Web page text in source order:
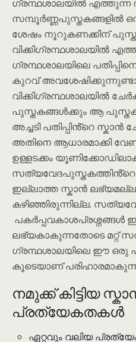
ഗ്രന്ഥശാലയിൽ
സമ്പൂർണ്ണപുസ്തകങ്ങളിൽ
ശേഷം നൂറുകണക്കിന്
വിക്കിഗ്രന്ഥശാലയിൽ
ഗ്രന്ഥശാലയിലെ
കുറവ്
വിക്കിഗ്രന്ഥശാലയിൽ
പുസ്തകങ്ങൾക്കും ആ പുസ്തകം
അച്ചടി പതിപ്പിൻ്റെ സ്കാൻ
അതിനെ ആധാരമാക്കി
ഉള്ളടക്കം
സത്യവേദപുസ്തകത്തിൻ്റെ
ഇല്ലാത്ത സ്കാൻ
കഴിഞ്ഞിരുന്നില്ല.
പകർപ്പവകാശപ്രശ്നങ്ങൾ
ലഭ്യകാകുന്നതോടെ മറ്റ്
ഗ്രന്ഥശാലയിലെ ഈ ഒരു
കൂടെയാണ്
നമുക്ക് കിട്ടിയ
പ്രത്യേകതകൾ
ഏറ്റവും വലിയ